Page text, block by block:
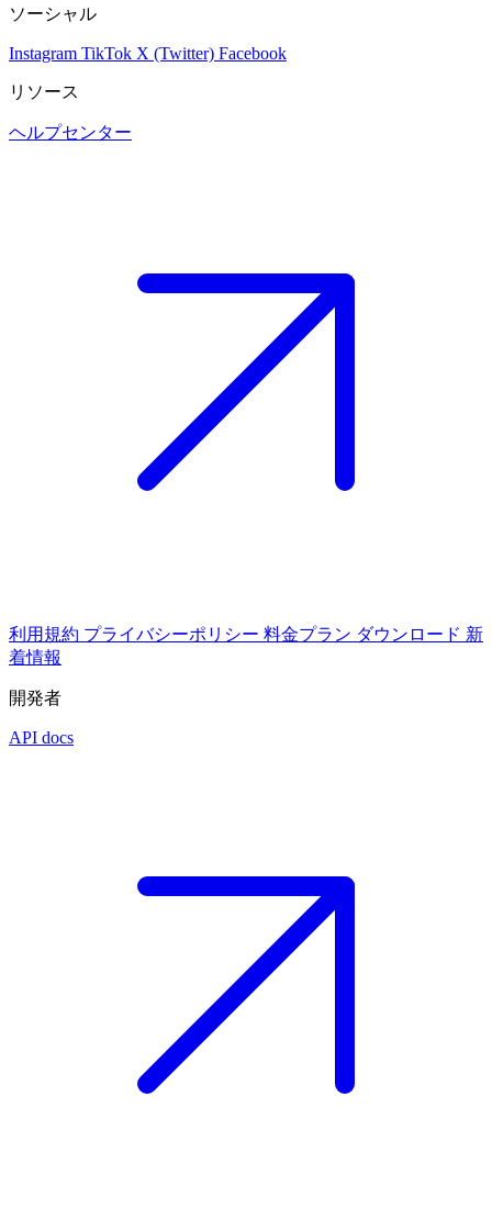
ソーシャル
Instagram TikTok X (Twitter) Facebook
リソース
ヘルプセンター
利用規約 プライバシーポリシー 料金プラン ダウンロード 新
着情報
開発者
API docs